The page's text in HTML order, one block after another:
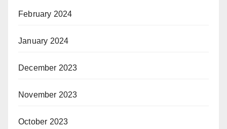
February 2024
January 2024
December 2023
November 2023
October 2023